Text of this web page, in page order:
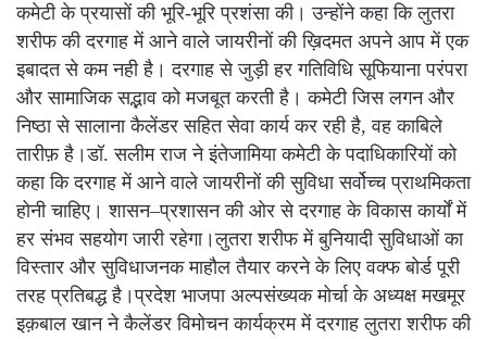
कमेटी के प्रयासों की भूरि-भूरि प्रशंसा की। उन्होंने कहा कि लुतरा
शरीफ की दरगाह में आने वाले जायरीनों की ख़िदमत अपने आप में एक
इबादत से कम नही है। दरगाह से जुड़ी हर गतिविधि सूफियाना परंपरा
और सामाजिक सद्भाव को मजबूत करती है। कमेटी जिस लगन और
निष्ठा से सालाना कैलेंडर सहित सेवा कार्य कर रही है, वह काबिले
तारीफ़ है।डॉ. सलीम राज ने इंतेजामिया कमेटी के पदाधिकारियों को
कहा कि दरगाह में आने वाले जायरीनों की सुविधा सर्वोच्च प्राथमिकता
होनी चाहिए। शासन–प्रशासन की ओर से दरगाह के विकास कार्यों में
हर संभव सहयोग जारी रहेगा।लुतरा शरीफ में बुनियादी सुविधाओं का
विस्तार और सुविधाजनक माहौल तैयार करने के लिए वक्फ बोर्ड पूरी
तरह प्रतिबद्ध है।प्रदेश भाजपा अल्पसंख्यक मोर्चा के अध्यक्ष मखमूर
इक़बाल खान ने कैलेंडर विमोचन कार्यक्रम में दरगाह लुतरा शरीफ की